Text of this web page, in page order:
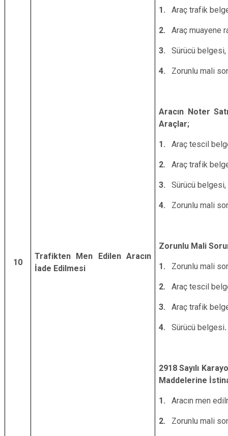
10
Trafikten Men Edilen Aracın
İade Edilmesi
1. Araç trafik
2. Araç muayene
3. Sürücü belgesi,
4. Zorunlu mali
Aracın Noter
Araçlar;
1. Araç tescil
2. Araç trafik
3. Sürücü belgesi,
4. Zorunlu mali
Zorunlu Mali
1. Zorunlu mali
2. Araç tescil
3. Araç trafik
4. Sürücü belgesi.
2918 Sayılı
Maddelerine
1. Aracın men
2. Zorunlu mali